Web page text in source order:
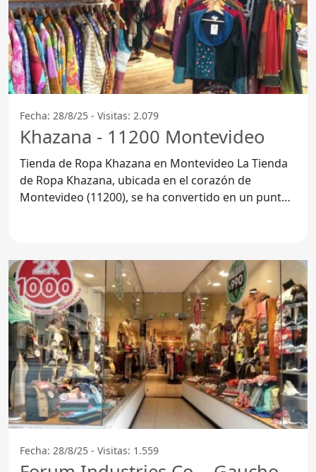
Fecha: 28/8/25 - Visitas: 2.079
Khazana - 11200 Montevideo
Tienda de Ropa Khazana en Montevideo La Tienda
de Ropa Khazana, ubicada en el corazón de
Montevideo (11200), se ha convertido en un punto
Fecha: 28/8/25 - Visitas: 1.559